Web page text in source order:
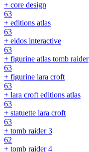
+ core design
63
+ editions atlas
63
+ eidos interactive
63
+ figurine atlas tomb raider
63
+ figurine lara croft
63
+ lara croft editions atlas
63
+ statuette lara croft
63
+ tomb raider 3
62
+ tomb raider 4